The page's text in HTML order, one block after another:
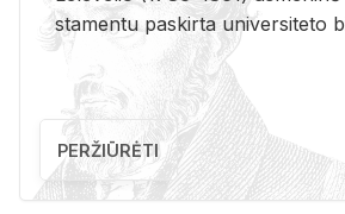
sta­men­tu pa­skir­ta uni­ver­si­te­to
PERŽIŪRĖTI